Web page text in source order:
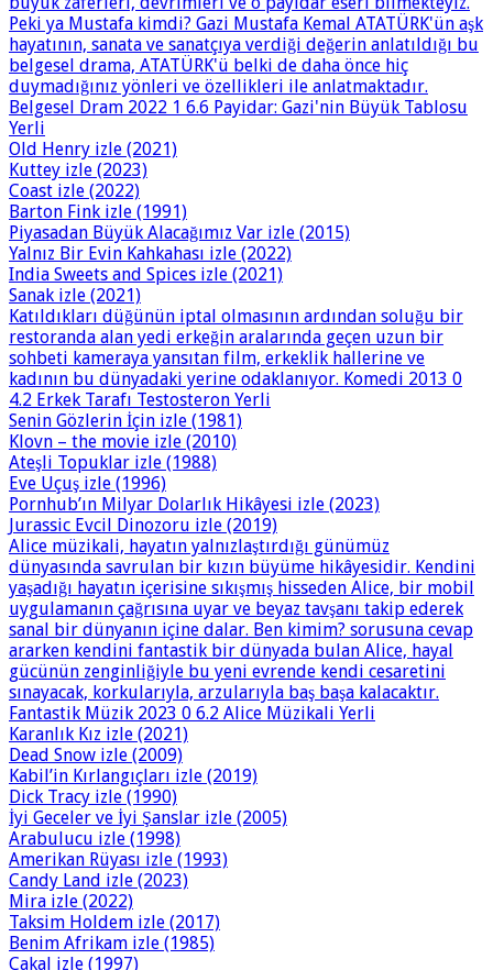
Peki ya Mustafa kimdi? Gazi Mustafa Kemal ATATÜRK'ün aşk
hayatının, sanata ve sanatçıya verdiği değerin anlatıldığı bu
belgesel drama, ATATÜRK'ü belki de daha önce hiç
duymadığınız yönleri ve özellikleri ile anlatmaktadır.
Belgesel Dram 2022 1 6.6 Payidar: Gazi'nin Büyük Tablosu
Yerli
Old Henry izle (2021)
Kuttey izle (2023)
Coast izle (2022)
Barton Fink izle (1991)
Piyasadan Büyük Alacağımız Var izle (2015)
Yalnız Bir Evin Kahkahası izle (2022)
India Sweets and Spices izle (2021)
Sanak izle (2021)
Katıldıkları düğünün iptal olmasının ardından soluğu bir
restoranda alan yedi erkeğin aralarında geçen uzun bir
sohbeti kameraya yansıtan film, erkeklik hallerine ve
kadının bu dünyadaki yerine odaklanıyor. Komedi 2013 0
4.2 Erkek Tarafı Testosteron Yerli
Senin Gözlerin İçin izle (1981)
Klovn – the movie izle (2010)
Ateşli Topuklar izle (1988)
Eve Uçuş izle (1996)
Pornhub’ın Milyar Dolarlık Hikâyesi izle (2023)
Jurassic Evcil Dinozoru izle (2019)
Alice müzikali, hayatın yalnızlaştırdığı günümüz
dünyasında savrulan bir kızın büyüme hikâyesidir. Kendini
yaşadığı hayatın içerisine sıkışmış hisseden Alice, bir mobil
uygulamanın çağrısına uyar ve beyaz tavşanı takip ederek
sanal bir dünyanın içine dalar. Ben kimim? sorusuna cevap
ararken kendini fantastik bir dünyada bulan Alice, hayal
gücünün zenginliğiyle bu yeni evrende kendi cesaretini
sınayacak, korkularıyla, arzularıyla baş başa kalacaktır.
Fantastik Müzik 2023 0 6.2 Alice Müzikali Yerli
Karanlık Kız izle (2021)
Dead Snow izle (2009)
Kabil’in Kırlangıçları izle (2019)
Dick Tracy izle (1990)
İyi Geceler ve İyi Şanslar izle (2005)
Arabulucu izle (1998)
Amerikan Rüyası izle (1993)
Candy Land izle (2023)
Mira izle (2022)
Taksim Holdem izle (2017)
Benim Afrikam izle (1985)
Çakal izle (1997)